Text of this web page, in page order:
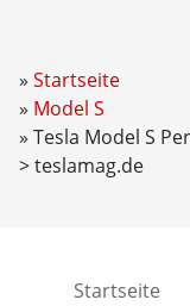
Startseite
Model S
Tesla Model S
> teslamag.de
Startseite